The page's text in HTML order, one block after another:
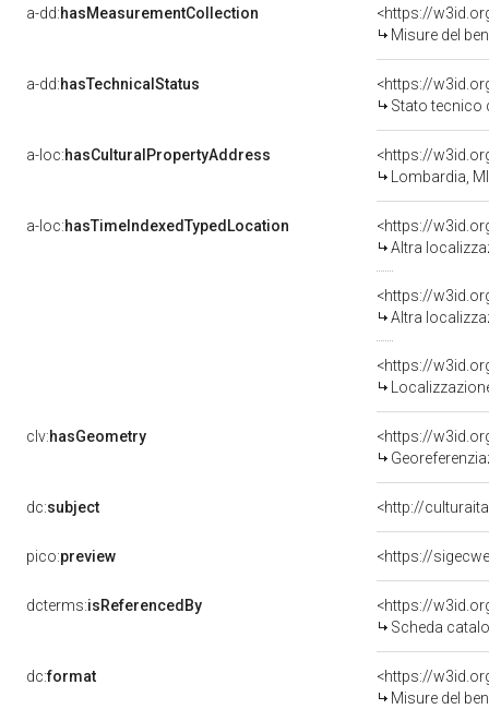
a-dd:hasMeasurementCollection
<https://
Misure del
a-dd:hasTechnicalStatus
<https://
Stato tecnico
a-loc:hasCulturalPropertyAddress
<https://
Lombardia,
a-loc:hasTimeIndexedTypedLocation
<https://
Altra
<https://
Altra
<https://
clv:hasGeometry
<https://
dc:subject <http://
pico:preview <https://
dcterms:isReferencedBy
<https://
Scheda
dc:format
<https://
Misure del